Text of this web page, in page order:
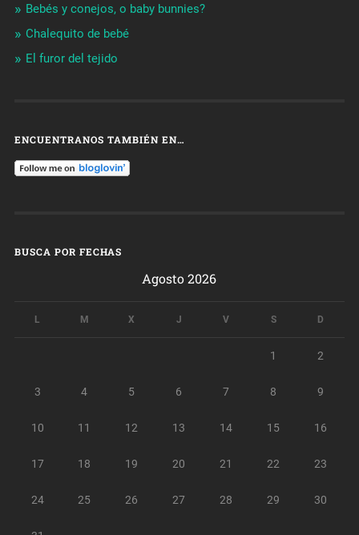
Bebés y conejos, o baby bunnies?
Chalequito de bebé
El furor del tejido
ENCUENTRANOS TAMBIÉN EN…
BUSCA POR FECHAS
Agosto 2026
L M X J V S D
1 2
3 4 5 6 7 8 9
10 11 12 13 14 15 16
17 18 19 20 21 22 23
24 25 26 27 28 29 30